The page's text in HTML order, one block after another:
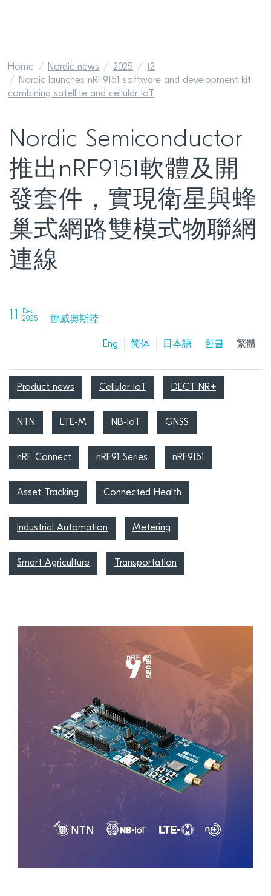
Home Nordic news 2025
12
Nordic launches nRF9151 software and development kit
combining satellite and cellular IoT
Nordic Semiconductor
推出nRF9151軟體及開
發套件，實現衛星與蜂
巢式網路雙模式物聯網
連線
11
Dec
2025
挪威奧斯陸
Eng 简体 日本語 한글 繁體
Product news Cellular IoT DECT NR+
NTN LTE-M NB-IoT GNSS
nRF Connect nRF91 Series nRF9151
Asset Tracking Connected Health
Industrial Automation Metering
Smart Agriculture Transportation